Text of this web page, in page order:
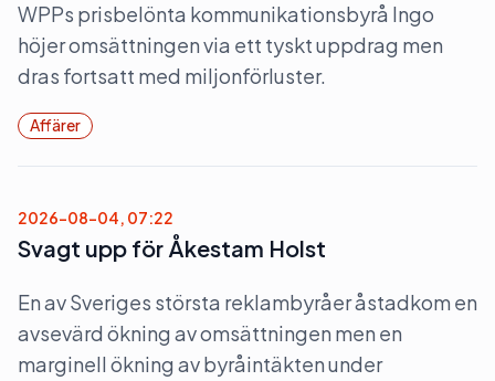
WPPs prisbelönta kommunikationsbyrå Ingo
höjer omsättningen via ett tyskt uppdrag men
dras fortsatt med miljonförluster.
Affärer
2026-08-04, 07:22
Svagt upp för Åkestam Holst
En av Sveriges största reklambyråer åstadkom en
avsevärd ökning av omsättningen men en
marginell ökning av byråintäkten under